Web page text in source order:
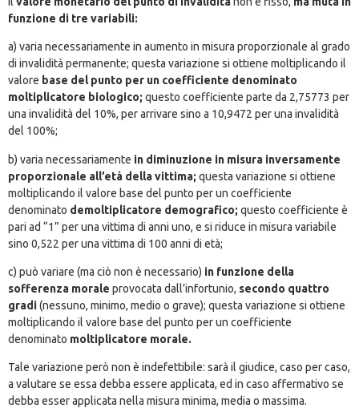
funzione di tre variabili:
a) varia necessariamente in aumento in misura proporzionale al grado
di invalidità permanente; questa variazione si ottiene moltiplicando il
valore base del punto per un coefficiente denominato
moltiplicatore biologico; questo coefficiente parte da 2,75773 per
una invalidità del 10%, per arrivare sino a 10,9472 per una invalidità
del 100%;
b) varia necessariamente in diminuzione in misura inversamente
proporzionale all’età della vittima; questa variazione si ottiene
moltiplicando il valore base del punto per un coefficiente
denominato demoltiplicatore demografico; questo coefficiente è
pari ad “1” per una vittima di anni uno, e si riduce in misura variabile
sino 0,522 per una vittima di 100 anni di età;
c) può variare (ma ciò non è necessario) in funzione della
sofferenza morale provocata dall’infortunio, secondo quattro
gradi(nessuno, minimo, medio o grave); questa variazione si ottiene
moltiplicando il valore base del punto per un coefficiente
denominato moltiplicatore morale.
Tale variazione però non è indefettibile: sarà il giudice, caso per caso,
a valutare se essa debba essere applicata, ed in caso affermativo se
debba esser applicata nella misura minima, media o massima.